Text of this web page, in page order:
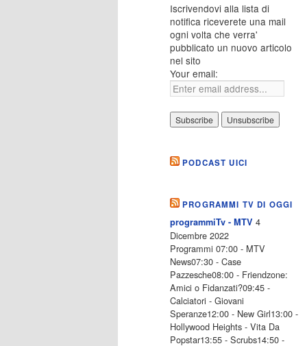
Iscrivendovi alla lista di
notifica riceverete una mail
ogni volta che verra'
pubblicato un nuovo articolo
nel sito
Your email:
PODCAST UICI
PROGRAMMI TV DI OGGI
programmiTv - MTV 4
Dicembre 2022
Programmi 07:00 - MTV
News07:30 - Case
Pazzesche08:00 - Friendzone:
Amici o Fidanzati?09:45 -
Calciatori - Giovani
Speranze12:00 - New Girl13:00 -
Hollywood Heights - Vita Da
Popstar13:55 - Scrubs14:50 -